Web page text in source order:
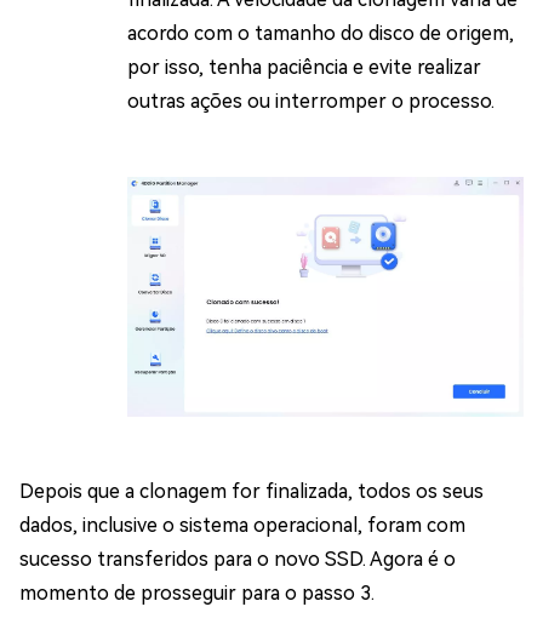
acordo com o tamanho do disco de origem,
por isso, tenha paciência e evite realizar
outras ações ou interromper o processo.
Depois que a clonagem for finalizada, todos os seus
dados, inclusive o sistema operacional, foram com
sucesso transferidos para o novo SSD. Agora é o
momento de prosseguir para o passo 3.